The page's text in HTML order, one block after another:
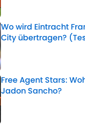
Wo wird Eintracht
City übertragen?
Published by on Invalid
Free Agent Stars:
Jadon Sancho?
Published by on Invalid